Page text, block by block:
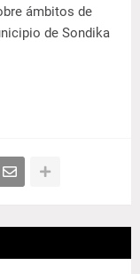
ámbitos de
de Sondika